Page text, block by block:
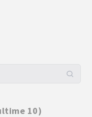
10)